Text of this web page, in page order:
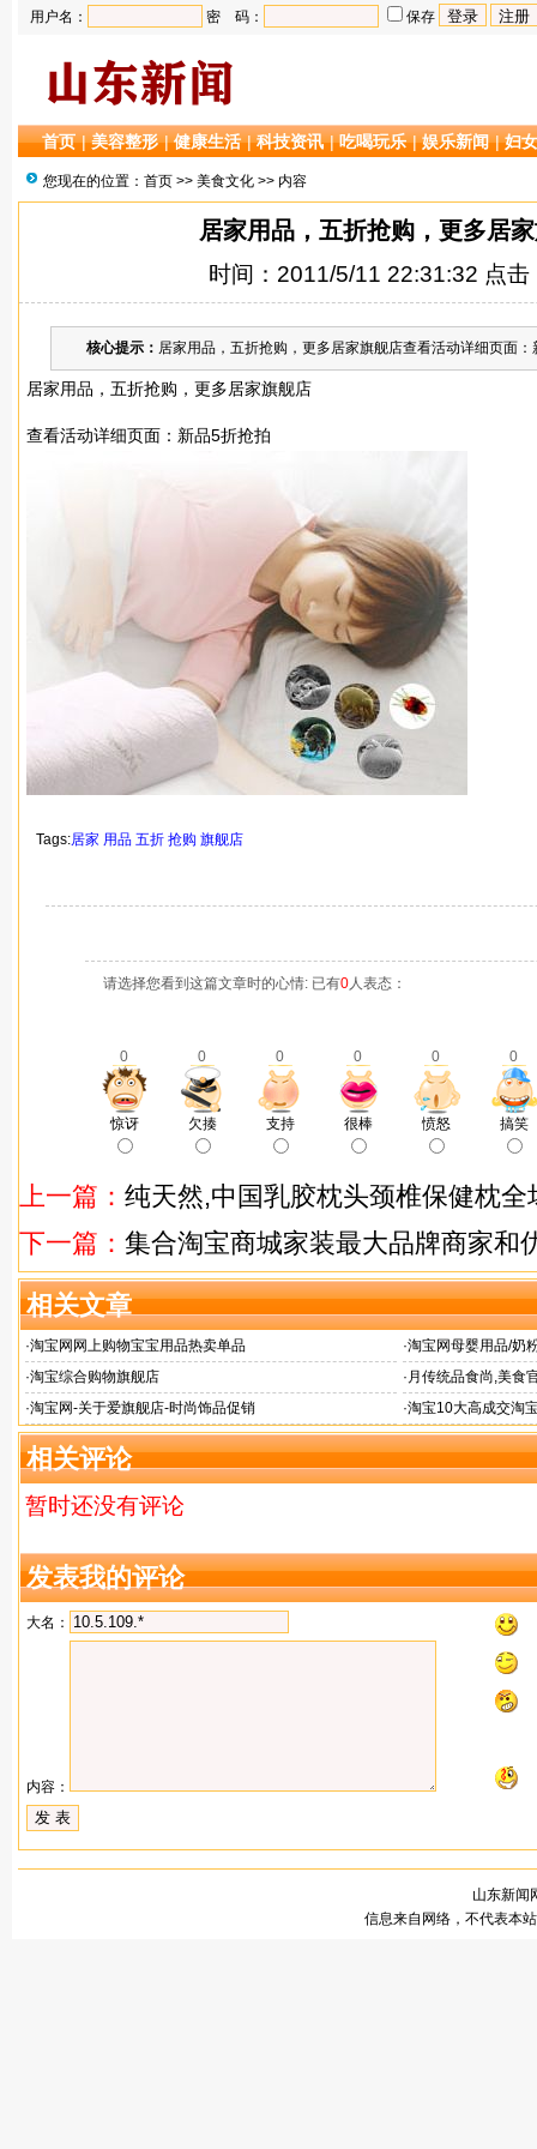
用户名： 密 码： 保存
首页 |美容整形 |健康生活 |科技资讯 |吃喝玩乐 |娱乐新闻 |妇
您现在的位置： 首页 >> 美食文化 >> 内容
居家用品，五折抢购，更多居
时间：2011/5/11 22:31:32 点击
核心提示： 居家用品，五折抢购，更多居家旗舰店查看活动详细页面：
居家用品，五折抢购，更多居家旗舰店
查看活动详细页面： 新品5折抢拍
Tags:居家 用品 五折 抢购 旗舰店
请选择您看到这篇文章时的心情: 已有0人表态：
0 0 0 0 0 0
惊讶 欠揍 支持 很棒 愤怒 搞笑
上一篇： 纯天然,中国乳胶枕头颈椎保健枕全
下一篇： 集合淘宝商城家装最大品牌商家和
相关文章
·淘宝网网上购物宝宝用品热卖单品 ·淘宝网母婴用品/奶
·淘宝综合购物旗舰店 · 月传统品食尚,美食
·淘宝网-关于爱旗舰店-时尚饰品促销 ·淘宝10大高成交淘
相关评论
暂时还没有评论
发表我的评论
大名：
内容：
山东新闻
信息来自网络，不代表本